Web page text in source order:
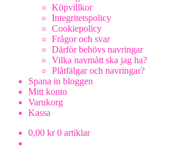
Köpvillkor
Integritetspolicy
Cookiepolicy
Frågor och svar
Därför behövs navringar
Vilka navmått ska jag ha?
Plåtfälgar och navringar?
Spana in bloggen
Mitt konto
Varukorg
Kassa
0,00 kr 0 artiklar